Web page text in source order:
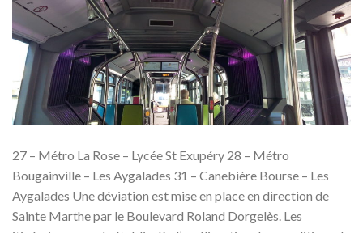
27 – Métro La Rose – Lycée St Exupéry 28 – Métro
Bougainville – Les Aygalades 31 – Canebière Bourse – Les
Aygalades Une déviation est mise en place en direction de
Sainte Marthe par le Boulevard Roland Dorgelès. Les